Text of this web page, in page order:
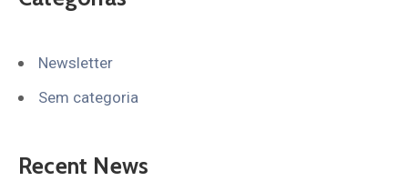
Newsletter
Sem categoria
Recent News